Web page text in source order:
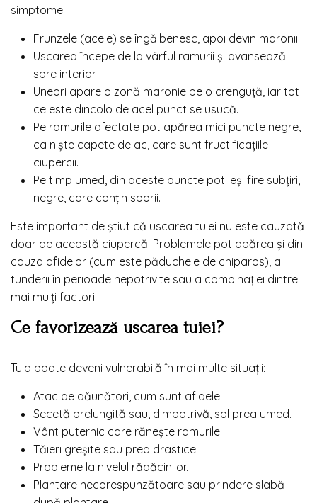
simptome:
Frunzele (acele) se îngălbenesc, apoi devin maronii.
Uscarea începe de la vârful ramurii și avansează
spre interior.
Uneori apare o zonă maronie pe o crenguță, iar tot
ce este dincolo de acel punct se usucă.
Pe ramurile afectate pot apărea mici puncte negre,
ca niște capete de ac, care sunt fructificațiile
ciupercii.
Pe timp umed, din aceste puncte pot ieși fire subțiri,
negre, care conțin sporii.
Este important de știut că uscarea tuiei nu este cauzată
doar de această ciupercă. Problemele pot apărea și din
cauza afidelor (cum este păduchele de chiparos), a
tunderii în perioade nepotrivite sau a combinației dintre
mai mulți factori.
Ce favorizează uscarea tuiei?
Tuia poate deveni vulnerabilă în mai multe situații:
Atac de dăunători, cum sunt afidele.
Secetă prelungită sau, dimpotrivă, sol prea umed.
Vânt puternic care rănește ramurile.
Tăieri greșite sau prea drastice.
Probleme la nivelul rădăcinilor.
Plantare necorespunzătoare sau prindere slabă